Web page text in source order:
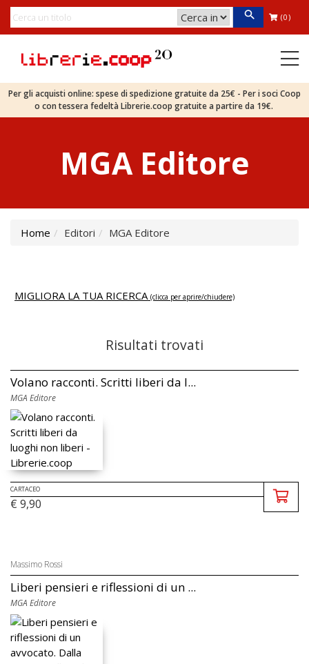
(0)
Per gli acquisti online: spese di spedizione gratuite da 25€ - Per i soci Coop
o con tessera fedeltà Librerie.coop gratuite a partire da 19€.
MGA Editore
Home Editori MGA Editore
MIGLIORA LA TUA RICERCA (clicca per aprire/chiudere)
Risultati trovati
Volano racconti. Scritti liberi da l...
MGA Editore
CARTACEO
€ 9,90
Massimo Rossi
Liberi pensieri e riflessioni di un ...
MGA Editore